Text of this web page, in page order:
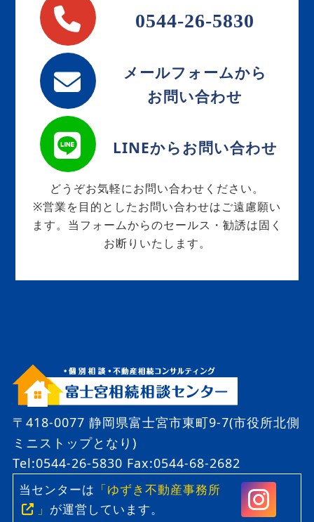
0544-26-5830
メールフォームから
お問い合わせ
LINEからお問い合わせ
どうぞお気軽にお問い合わせください。
※営業を目的としたお問い合わせはご遠慮願い
ます。当フォームからのセールス・勧誘は固く
お断りいたします。
〒418-0077 静岡県富士宮市東町9-7(市役所北側
ミニストップとなり)
Tel:0544-26-5830 Fax:0544-68-2682
当センターは 「ゆずき不動産事務所
」 が運営しています。